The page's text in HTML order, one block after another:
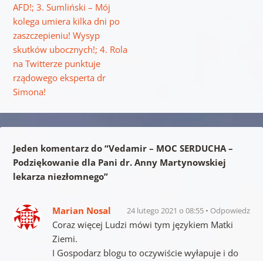
AFD!; 3. Sumliński – Mój
kolega umiera kilka dni po
zaszczepieniu! Wysyp
skutków ubocznych!; 4. Rola
na Twitterze punktuje
rządowego eksperta dr
Simona!
Jeden komentarz do “Vedamir – MOC SERDUCHA –
Podziękowanie dla Pani dr. Anny Martynowskiej
lekarza niezłomnego”
Marian Nosal 24 lutego 2021 o 08:55 Odpowiedz
Coraz więcej Ludzi mówi tym językiem Matki
Ziemi.
I Gospodarz blogu to oczywiście wyłapuje i do